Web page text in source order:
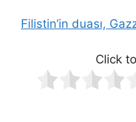
Filistin’in duası,
Click